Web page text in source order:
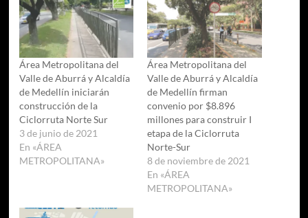
Área Metropolitana del
Valle de Aburrá y Alcaldía
de Medellín iniciarán
construcción de la
Ciclorruta Norte Sur
3 de junio de 2021
En «ÁREA
METROPOLITANA»
Área Metropolitana del
Valle de Aburrá y Alcaldía
de Medellín firman
convenio por $8.896
millones para construir I
etapa de la Ciclorruta
Norte-Sur
8 de noviembre de 2021
En «ÁREA
METROPOLITANA»